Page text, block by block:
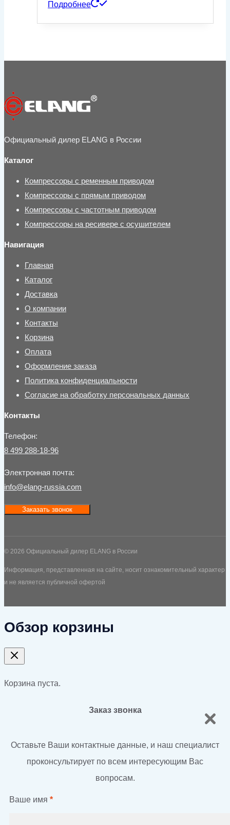
Подробнее
Официальный дилер ELANG в России
Каталог
Компрессоры с ременным приводом
Компрессоры с прямым приводом
Компрессоры с частотным приводом
Компрессоры на ресивере с осушителем
Навигация
Главная
Каталог
Доставка
О компании
Контакты
Корзина
Оплата
Оформление заказа
Политика конфиденциальности
Согласие на обработку персональных данных
Контакты
Телефон:
8 499 288-18-96
Электронная почта:
info@elang-russia.com
Заказать звонок
© 2026 Официальный дилер ELANG в России
Информация, представленная на сайте, носит ознакомительный характер
и не является публичной офертой
Обзор корзины
Корзина пуста.
Заказ звонка
Оставьте Ваши контактные данные, и наш специалист
проконсультирует по всем интересующим Вас
вопросам.
Ваше имя *